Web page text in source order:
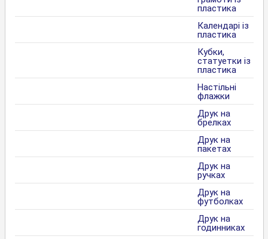
пластика
Календарі із
пластика
Кубки,
статуетки із
пластика
Настільні
флажки
Друк на
брелках
Друк на
пакетах
Друк на
ручках
Друк на
футболках
Друк на
годинниках